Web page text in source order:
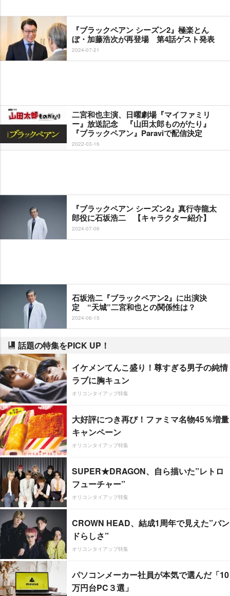
『ブラックペアン シーズン2』極楽とん
ぼ・加藤浩次が再登場 第4話ゲスト発表
2024-07-21
二宮和也主演、日曜劇場『マイファミリ
ー』放送記念 『山田太郎ものがたり』
『ブラックペアン』Paraviで配信決定
2022-03-16
『ブラックペアン シーズン2』真行寺龍太
郎役に石坂浩二 【キャラクター紹介】
2024-07-06
石坂浩二『ブラックペアン2』に出演決
定 “天城”二宮和也との関係性は？
2024-06-15
話題の特集をPICK UP！
イケメンてんこ盛り！尊すぎる男子の純情
ラブに胸キュン
オリコンタイアップ特集
大好評につき再び！ファミマ名物45％増量
キャンペーン
オリコンタイアップ特集
SUPER★DRAGON、自ら描いた”レトロ
フューチャー”
オリコンタイアップ特集
CROWN HEAD、結成1周年で見えた”バン
ドらしさ”
オリコンタイアップ特集
パソコンメーカー社員が本気で選んだ「10
万円台PC３選」